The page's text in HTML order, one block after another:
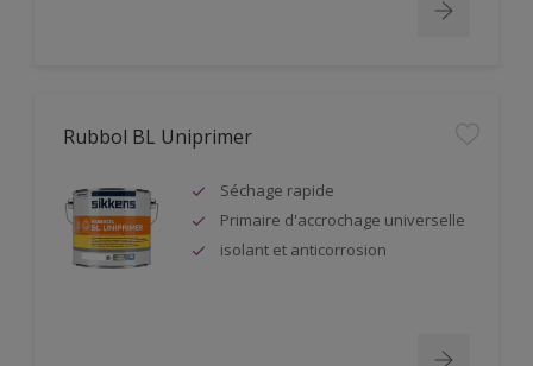
Rubbol BL Uniprimer
Séchage rapide
Primaire d'accrochage universelle
isolant et anticorrosion